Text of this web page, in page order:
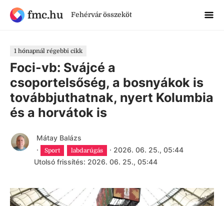
fmc.hu Fehérvár összeköt
1 hónapnál régebbi cikk
Foci-vb: Svájcé a
csoportelsőség, a bosnyákok is
továbbjuthatnak, nyert Kolumbia
és a horvátok is
Mátay Balázs
·
Sport labdarúgás · 2026. 06. 25., 05:44
Utolsó frissítés: 2026. 06. 25., 05:44